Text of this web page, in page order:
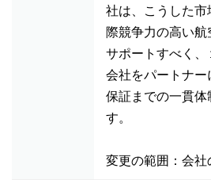
社は、こうした市
際競争力の高い
サポートすべく、
会社をパートナ
保証までの一貫体
す。
変更の範囲：会社